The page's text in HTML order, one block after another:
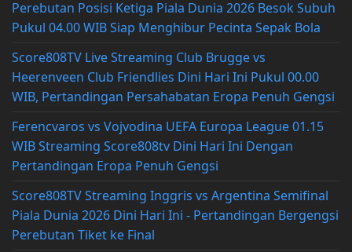
Perebutan Posisi Ketiga Piala Dunia 2026 Besok Subuh
Pukul 04.00 WIB Siap Menghibur Pecinta Sepak Bola
Score808TV Live Streaming Club Brugge vs
Heerenveen Club Friendlies Dini Hari Ini Pukul 00.00
WIB, Pertandingan Persahabatan Eropa Penuh Gengsi
Ferencvaros vs Vojvodina UEFA Europa League 01.15
WIB Streaming Score808tv Dini Hari Ini Dengan
Pertandingan Eropa Penuh Gengsi
Score808TV Streaming Inggris vs Argentina Semifinal
Piala Dunia 2026 Dini Hari Ini - Pertandingan Bergengsi
Perebutan Tiket ke Final